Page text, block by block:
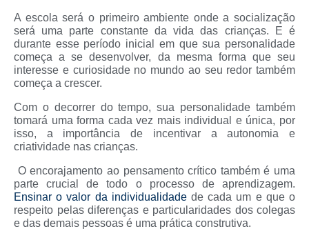
A escola será o primeiro ambiente onde a socialização
será uma parte constante da vida das crianças. E é
durante esse período inicial em que sua personalidade
começa a se desenvolver, da mesma forma que seu
interesse e curiosidade no mundo ao seu redor também
começa a crescer.
Com o decorrer do tempo, sua personalidade também
tomará uma forma cada vez mais individual e única, por
isso, a importância de incentivar a autonomia e
criatividade nas crianças.
O encorajamento ao pensamento crítico também é uma
parte crucial de todo o processo de aprendizagem.
Ensinar o valor da individualidade de cada um e que o
respeito pelas diferenças e particularidades dos colegas
e das demais pessoas é uma prática construtiva.